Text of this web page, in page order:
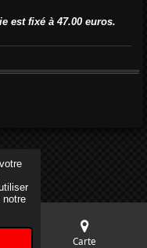
notre
est fixé à 47.00 euros.
Carte